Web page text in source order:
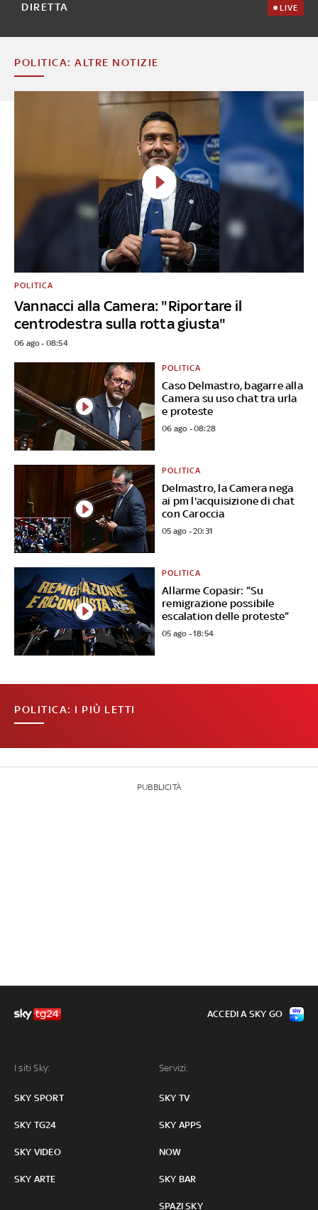
DIRETTA LIVE
POLITICA: ALTRE NOTIZIE
Vannacci alla Camera: "Riportare il
centrodestra sulla rotta giusta"
POLITICA
06 ago - 08:54
Caso Delmastro, bagarre alla
Camera su uso chat tra urla
e proteste
POLITICA
06 ago - 08:28
Delmastro, la Camera nega
ai pm l'acquisizione di chat
con Caroccia
POLITICA
05 ago - 20:31
Allarme Copasir: “Su
remigrazione possibile
escalation delle proteste”
POLITICA
05 ago - 18:54
POLITICA: I PIÙ LETTI
PUBBLICITÀ
I siti Sky:
SKY SPORT
SKY TG24
SKY VIDEO
SKY ARTE
Servizi:
SKY TV
SKY APPS
NOW
SKY BAR
SPAZI SKY
ACCEDI A SKY GO